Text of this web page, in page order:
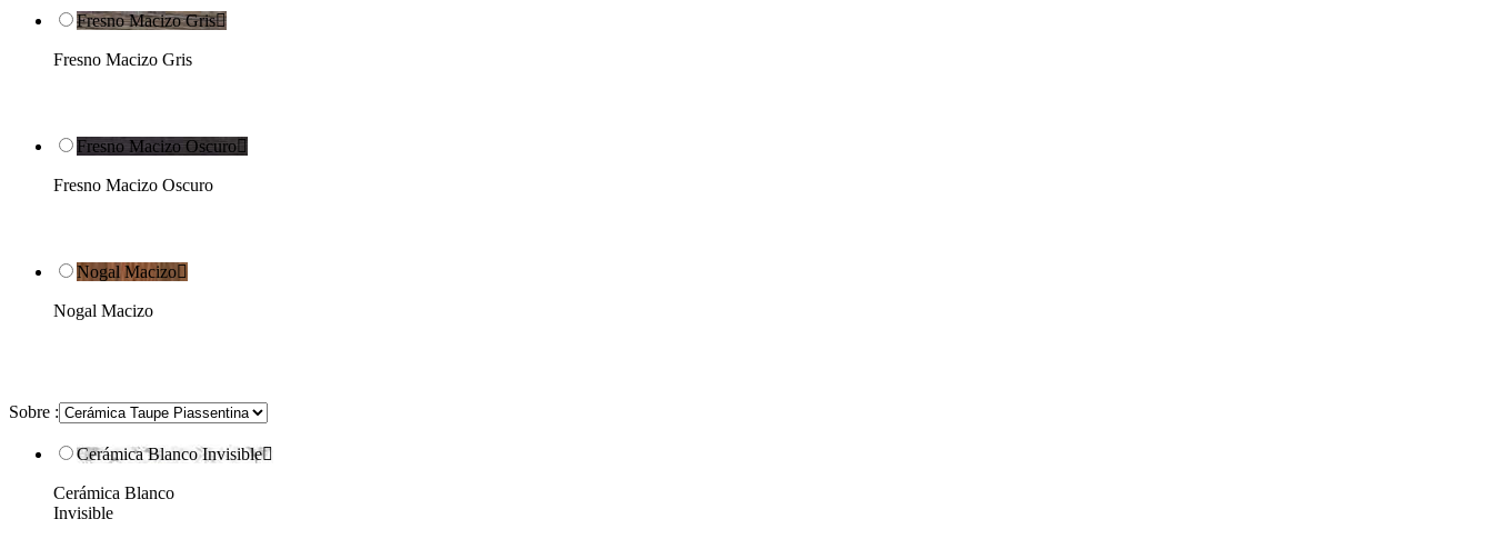
Fresno Macizo Gris
Fresno Macizo Gris
Fresno Macizo Oscuro
Fresno Macizo Oscuro
Nogal Macizo
Nogal Macizo
Sobre :
Cerámica Blanco Invisible
Cerámica Blanco
Invisible